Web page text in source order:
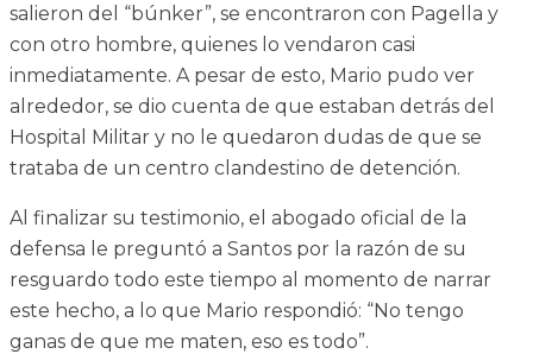
salieron del “búnker”, se encontraron con Pagella y
con otro hombre, quienes lo vendaron casi
inmediatamente. A pesar de esto, Mario pudo ver
alrededor, se dio cuenta de que estaban detrás del
Hospital Militar y no le quedaron dudas de que se
trataba de un centro clandestino de detención.
Al finalizar su testimonio, el abogado oficial de la
defensa le preguntó a Santos por la razón de su
resguardo todo este tiempo al momento de narrar
este hecho, a lo que Mario respondió: “No tengo
ganas de que me maten, eso es todo”.